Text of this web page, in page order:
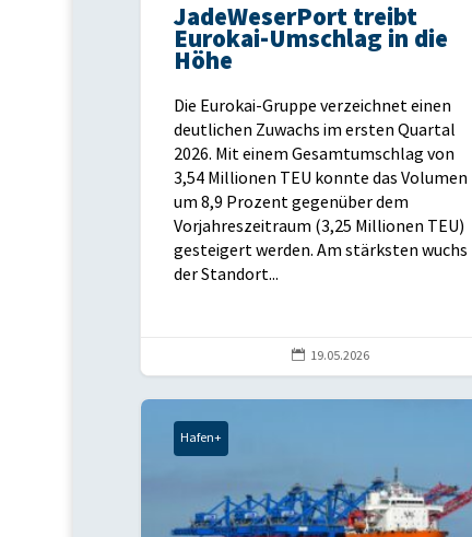
JadeWeserPort treibt
Eurokai-Umschlag in die
Höhe
Die Eurokai-Gruppe verzeichnet einen
deutlichen Zuwachs im ersten Quartal
2026. Mit einem Gesamtumschlag von
3,54 Millionen TEU konnte das Volumen
um 8,9 Prozent gegenüber dem
Vorjahreszeitraum (3,25 Millionen TEU)
gesteigert werden. Am stärksten wuchs
der Standort...
 19.05.2026
Hafen+